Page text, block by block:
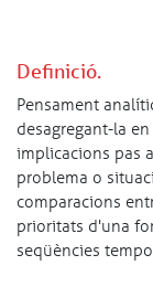
Definició.
Pensament
desagregant-la
implicacions pas
problema o
comparacions
prioritats d'una
seqüències